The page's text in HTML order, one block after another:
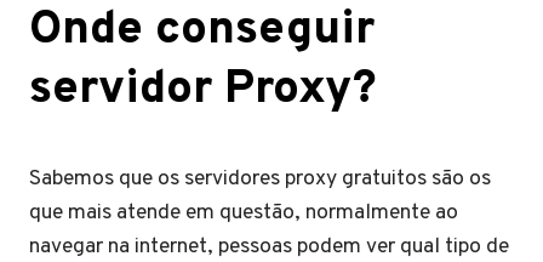
Onde conseguir
servidor Proxy?
Sabemos que os servidores proxy gratuitos são os
que mais atende em questão, normalmente ao
navegar na internet, pessoas podem ver qual tipo de